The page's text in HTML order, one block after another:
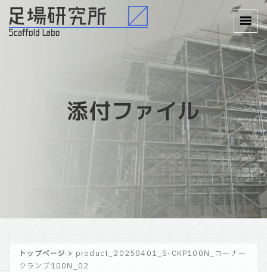
添付ファイル
トップページ > product_20250401_S-CKP100N_コーナー
クランプ100N_02